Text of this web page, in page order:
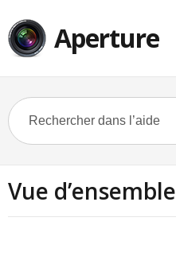
Aperture
Vue d’ensemble